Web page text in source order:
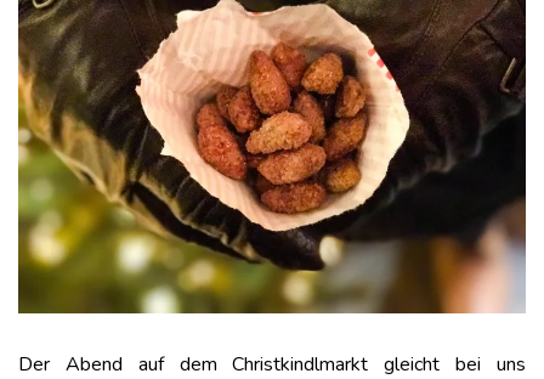
Der Abend auf dem Christkindlmarkt gleicht bei uns